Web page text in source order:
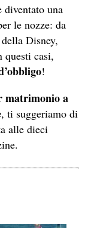
diventato una
le nozze: da
Disney,
casi,
!
matrimonio a
, ti suggeriamo di
alle dieci